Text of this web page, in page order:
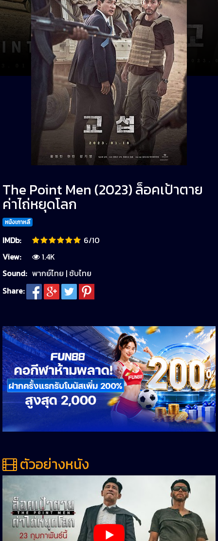
The Point Men (2023) ล็อคเป้าตาย
ค่าไถ่หยุดโลก
หนังเกาหลี
IMDb:
6/10
View:
1.4K
Sound: พากย์ไทย | ซับไทย
Share:
ตัวอย่างหนัง